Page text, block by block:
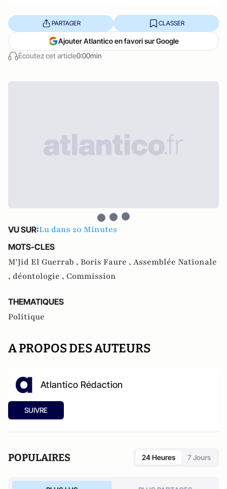
Écoutez cet article0:00min
PARTAGER CLASSER
Ajouter Atlantico en favori sur Google
VU SUR:Lu dans 20 Minutes
MOTS-CLES
M'Jid El Guerrab , Boris Faure , Assemblée Nationale
, déontologie , Commission
THEMATIQUES
Politique
A PROPOS DES AUTEURS
Atlantico Rédaction
SUIVRE
POPULAIRES 24 Heures 7 Jours